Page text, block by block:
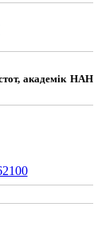
академік НАН